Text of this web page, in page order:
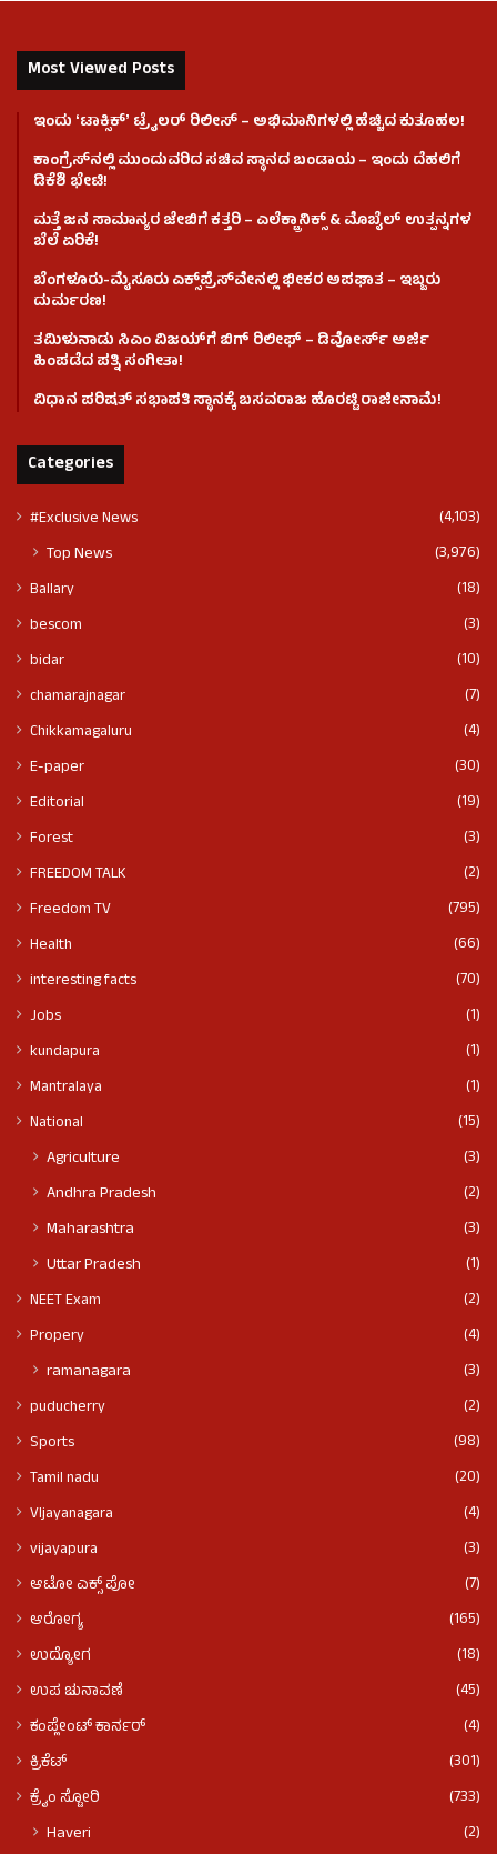
Most Viewed Posts
ಇಂದು ʻಟಾಕ್ಸಿಕ್ʼ ಟ್ರೈಲರ್ ರಿಲೀಸ್‌ – ಅಭಿಮಾನಿಗಳಲ್ಲಿ ಹೆಚ್ಚಿದ ಕುತೂಹಲ!
ಕಾಂಗ್ರೆಸ್​ನಲ್ಲಿ ಮುಂದುವರಿದ ಸಚಿವ ಸ್ಥಾನದ ಬಂಡಾಯ – ಇಂದು ದೆಹಲಿಗೆ
ಡಿಕೆಶಿ ಭೇಟಿ!
ಮತ್ತೆ ಜನ ಸಾಮಾನ್ಯರ ಜೇಬಿಗೆ ಕತ್ತರಿ – ಎಲೆಕ್ಟ್ರಾನಿಕ್ಸ್ & ಮೊಬೈಲ್ ಉತ್ಪನ್ನಗಳ
ಬೆಲೆ ಏರಿಕೆ!
ಬೆಂಗಳೂರು-ಮೈಸೂರು ಎಕ್ಸ್‌ಪ್ರೆಸ್‌ವೇನಲ್ಲಿ ಭೀಕರ ಅಪಘಾತ – ಇಬ್ಬರು
ದುರ್ಮರಣ!
ತಮಿಳುನಾಡು ಸಿಎಂ ವಿಜಯ್‌ಗೆ ಬಿಗ್ ರಿಲೀಫ್ – ಡಿವೋರ್ಸ್ ಅರ್ಜಿ
ಹಿಂಪಡೆದ ಪತ್ನಿ ಸಂಗೀತಾ!
ವಿಧಾನ ಪರಿಷತ್ ಸಭಾಪತಿ ಸ್ಥಾನಕ್ಕೆ ಬಸವರಾಜ ಹೊರಟ್ಟಿ ರಾಜೀನಾಮೆ!
Categories
#Exclusive News (4,103)
Top News (3,976)
Ballary
(18)
bescom
(3)
bidar
(10)
chamarajnagar
(7)
Chikkamagaluru
(4)
E-paper
(30)
Editorial
(19)
Forest
(3)
FREEDOM TALK
(2)
Freedom TV
(795)
Health
(66)
interesting facts
(70)
Jobs
(1)
kundapura
(1)
Mantralaya
(1)
National
(15)
Agriculture
(3)
Andhra Pradesh
(2)
Maharashtra
(3)
Uttar Pradesh
(1)
NEET Exam
(2)
Propery
(4)
ramanagara (3)
puducherry
(2)
Sports
(98)
Tamil nadu
(20)
VIjayanagara
(4)
vijayapura
(3)
ಆಟೋ ಎಕ್ಸ್ ಪೋ
(7)
ಆರೋಗ್ಯ
(165)
ಉದ್ಯೋಗ
(18)
ಉಪ ಚುನಾವಣೆ
(45)
ಕಂಪ್ಲೇಂಟ್ ಕಾರ್ನರ್
(4)
ಕ್ರಿಕೆಟ್
(301)
ಕ್ರೈಂ ಸ್ಟೋರಿ
(733)
Haveri (2)